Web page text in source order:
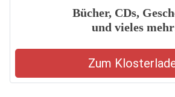
Bücher, CDs,
und vieles
Zum